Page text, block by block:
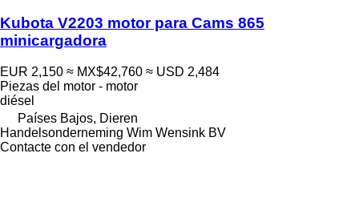
Kubota V2203 motor para Cams 865
minicargadora
EUR 2,150 ≈ MX$42,760 ≈ USD 2,484
Piezas del motor - motor
diésel
Países Bajos, Dieren
Handelsonderneming Wim Wensink BV
Contacte con el vendedor